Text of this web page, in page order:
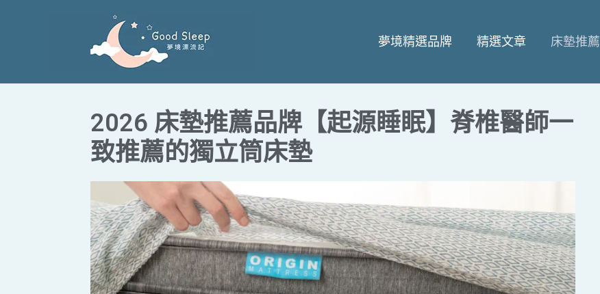
內
夢境精選品牌 精選文章 床墊推薦
2026 床墊推薦品牌【起源睡眠】脊椎醫師一
致推薦的獨立筒床墊